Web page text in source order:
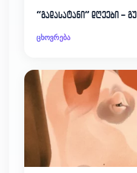
“გადასატანი” დღეები –
ცხოვრება